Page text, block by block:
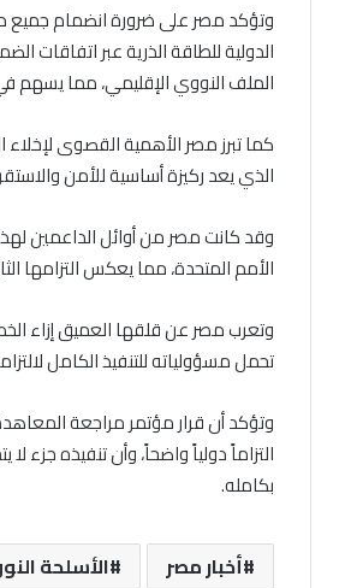
وتؤكد مصر على ضرورة انضمام جميع
الدولية للطاقة الذرية عبر اتفاقات
الملف النووي الإقليمي، مما يسهم
كما تبرز مصر الأهمية القصوى
الذي يعد ركيزة أساسية للأمن
وقد كانت مصر من أوائل الداعمين
الأمم المتحدة، مما يعكس التزامها
وتعرب مصر عن قلقها العميق إزاء
تحمل مسؤولياته للتنفيذ الكامل
وتؤكد أن قرار مؤتمر مراجعة
التزاماً دولياً واضحاً، وأن تنفيذه
بكامله.
أخبار مصر الأسلحة